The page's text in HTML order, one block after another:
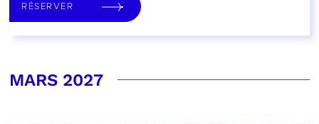
RÉSERVER
MARS 2027